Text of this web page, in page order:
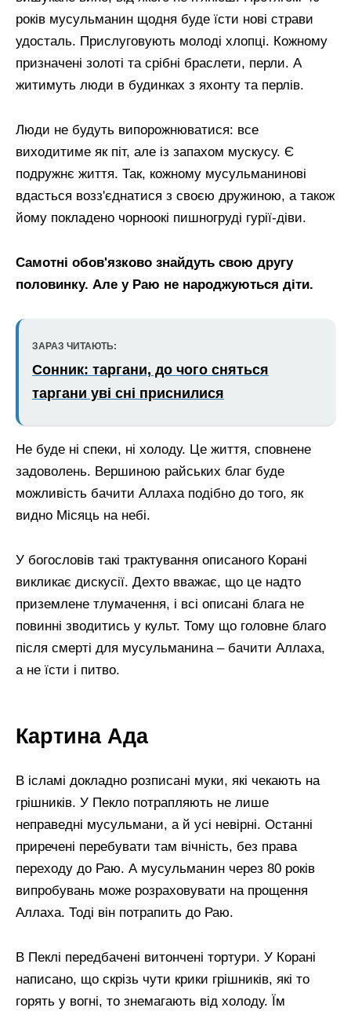
років мусульманин щодня буде їсти нові страви
удосталь. Прислуговують молоді хлопці. Кожному
призначені золоті та срібні браслети, перли. А
житимуть люди в будинках з яхонту та перлів.
Люди не будуть випорожнюватися: все
виходитиме як піт, але із запахом мускусу. Є
подружнє життя. Так, кожному мусульманинові
вдасться возз'єднатися з своєю дружиною, а також
йому покладено чорноокі пишногруді гурії-діви.
Самотні обов'язково знайдуть свою другу
половинку. Але у Раю не народжуються діти.
ЗАРАЗ ЧИТАЮТЬ:
Сонник: таргани, до чого сняться
таргани уві сні приснилися
Не буде ні спеки, ні холоду. Це життя, сповнене
задоволень. Вершиною райських благ буде
можливість бачити Аллаха подібно до того, як
видно Місяць на небі.
У богословів такі трактування описаного Корані
викликає дискусії. Дехто вважає, що це надто
приземлене тлумачення, і всі описані блага не
повинні зводитись у культ. Тому що головне благо
після смерті для мусульманина – бачити Аллаха,
а не їсти і питво.
Картина Ада
В ісламі докладно розписані муки, які чекають на
грішників. У Пекло потрапляють не лише
неправедні мусульмани, а й усі невірні. Останні
приречені перебувати там вічність, без права
переходу до Раю. А мусульманин через 80 років
випробувань може розраховувати на прощення
Аллаха. Тоді він потрапить до Раю.
В Пеклі передбачені витончені тортури. У Корані
написано, що скрізь чути крики грішників, які то
горять у вогні, то знемагають від холоду. Їм